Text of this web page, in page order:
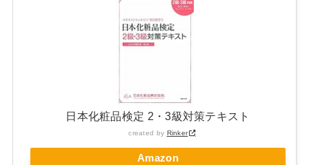
日本化粧品検定 2・3級対策テキスト
created by Rinker
Amazon